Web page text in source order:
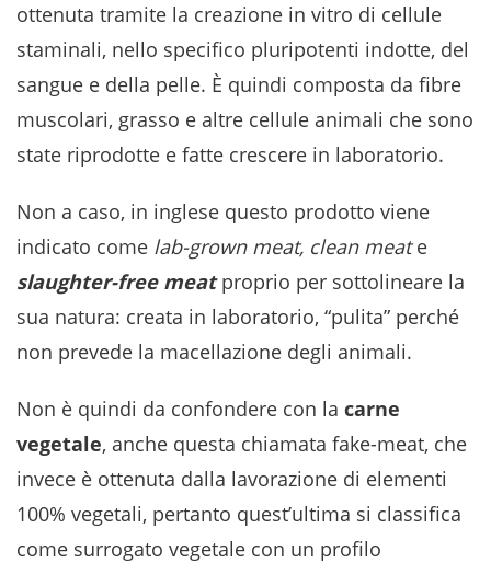
ottenuta tramite la creazione in vitro di cellule
staminali, nello specifico pluripotenti indotte, del
sangue e della pelle. È quindi composta da fibre
muscolari, grasso e altre cellule animali che sono
state riprodotte e fatte crescere in laboratorio.
Non a caso, in inglese questo prodotto viene
indicato come lab-grown meat, clean meate
slaughter-free meatproprio per sottolineare la
sua natura: creata in laboratorio, “pulita” perché
non prevede la macellazione degli animali.
Non è quindi da confondere con la carne
vegetale, anche questa chiamata fake-meat, che
invece è ottenuta dalla lavorazione di elementi
100% vegetali, pertanto quest’ultima si classifica
come surrogato vegetale con un profilo